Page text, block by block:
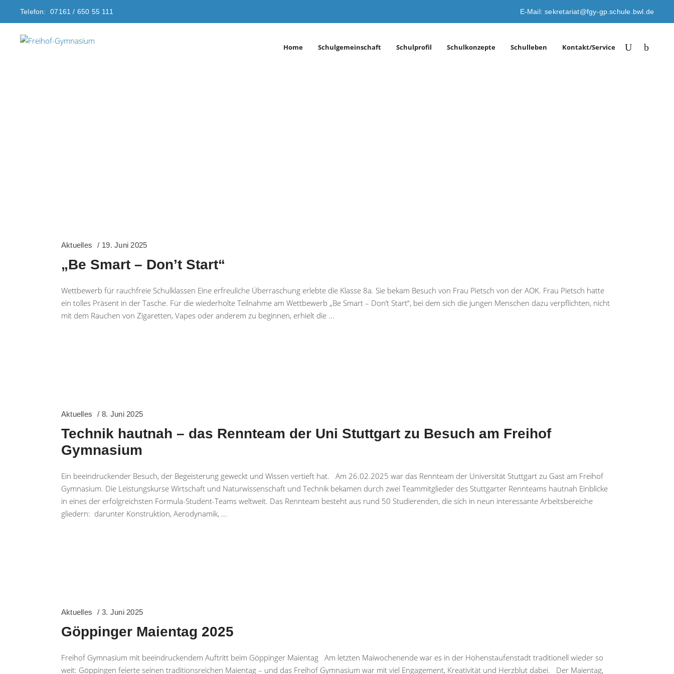
Telefon: 07161 / 650 55 111 E-Mail: sekretariat@fgy-gp.schule.bwl.de
Home Schulgemeinschaft Schulprofil Schulkonzepte Schulleben Kontakt/Service
Aktuelles 19. Juni 2025
„Be Smart – Don’t Start“
Wettbewerb für rauchfreie Schulklassen Eine erfreuliche Überraschung erlebte die Klasse 8a. Sie bekam Besuch von Frau Pietsch von der AOK. Frau Pietsch hatte
ein tolles Präsent in der Tasche. Für die wiederholte Teilnahme am Wettbewerb „Be Smart – Don’t Start“, bei dem sich die jungen Menschen dazu verpflichten, nicht
mit dem Rauchen von Zigaretten, Vapes oder anderem zu beginnen, erhielt die
Aktuelles 8. Juni 2025
Technik hautnah – das Rennteam der Uni Stuttgart zu Besuch am Freihof
Gymnasium
Ein beeindruckender Besuch, der Begeisterung geweckt und Wissen vertieft hat. Am 26.02.2025 war das Rennteam der Universität Stuttgart zu Gast am Freihof
Gymnasium. Die Leistungskurse Wirtschaft und Naturwissenschaft und Technik bekamen durch zwei Teammitglieder des Stuttgarter Rennteams hautnah Einblicke
in eines der erfolgreichsten Formula-Student-Teams weltweit. Das Rennteam besteht aus rund 50 Studierenden, die sich in neun interessante Arbeitsbereiche
gliedern: darunter Konstruktion, Aerodynamik,
Aktuelles 3. Juni 2025
Göppinger Maientag 2025
Freihof Gymnasium mit beeindruckendem Auftritt beim Göppinger Maientag Am letzten Maiwochenende war es in der Hohenstaufenstadt traditionell wieder so
weit: Göppingen feierte seinen traditionsreichen Maientag – und das Freihof Gymnasium war mit viel Engagement, Kreativität und Herzblut dabei. Der Maientag,